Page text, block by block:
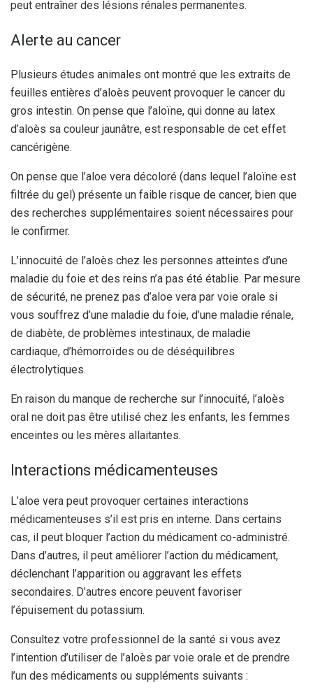
peut entraîner des lésions rénales permanentes.
Alerte au cancer
Plusieurs études animales ont montré que les extraits de
feuilles entières d’aloès peuvent provoquer le cancer du
gros intestin. On pense que l’aloïne, qui donne au latex
d’aloès sa couleur jaunâtre, est responsable de cet effet
cancérigène.
On pense que l’aloe vera décoloré (dans lequel l’aloïne est
filtrée du gel) présente un faible risque de cancer, bien que
des recherches supplémentaires soient nécessaires pour
le confirmer.
L’innocuité de l’aloès chez les personnes atteintes d’une
maladie du foie et des reins n’a pas été établie. Par mesure
de sécurité, ne prenez pas d’aloe vera par voie orale si
vous souffrez d’une maladie du foie, d’une maladie rénale,
de diabète, de problèmes intestinaux, de maladie
cardiaque, d’hémorroïdes ou de déséquilibres
électrolytiques.
En raison du manque de recherche sur l’innocuité, l’aloès
oral ne doit pas être utilisé chez les enfants, les femmes
enceintes ou les mères allaitantes.
Interactions médicamenteuses
L’aloe vera peut provoquer certaines interactions
médicamenteuses s’il est pris en interne. Dans certains
cas, il peut bloquer l’action du médicament co-administré.
Dans d’autres, il peut améliorer l’action du médicament,
déclenchant l’apparition ou aggravant les effets
secondaires. D’autres encore peuvent favoriser
l’épuisement du potassium.
Consultez votre professionnel de la santé si vous avez
l’intention d’utiliser de l’aloès par voie orale et de prendre
l’un des médicaments ou suppléments suivants :